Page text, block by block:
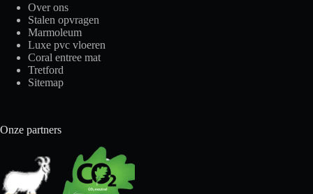
Over ons
Stalen opvragen
Marmoleum
Luxe pvc vloeren
Coral entree mat
Tretford
Sitemap
Onze partners